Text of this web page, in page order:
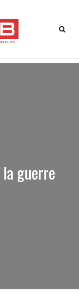
guerre